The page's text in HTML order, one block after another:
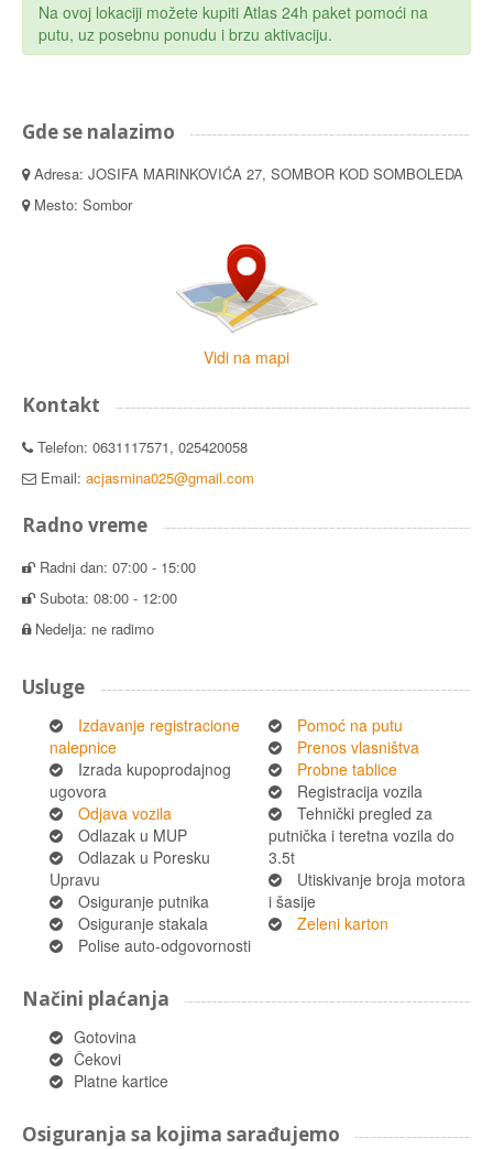
Na ovoj lokaciji možete kupiti Atlas 24h paket pomoći na
putu, uz posebnu ponudu i brzu aktivaciju.
Gde se nalazimo
Adresa: JOSIFA MARINKOVIĆA 27, SOMBOR KOD SOMBOLEDA
Mesto: Sombor
Vidi na mapi
Kontakt
Telefon: 0631117571, 025420058
Email: acjasmina025@gmail.com
Radno vreme
Radni dan: 07:00 - 15:00
Subota: 08:00 - 12:00
Nedelja: ne radimo
Usluge
Izdavanje registracione
nalepnice
Izrada kupoprodajnog
ugovora
Odjava vozila
Odlazak u MUP
Odlazak u Poresku
Upravu
Osiguranje putnika
Osiguranje stakala
Polise auto-odgovornosti
Pomoć na putu
Prenos vlasništva
Probne tablice
Registracija vozila
Tehnički pregled za
putnička i teretna vozila do
3.5t
Utiskivanje broja motora
i šasije
Zeleni karton
Načini plaćanja
Gotovina
Čekovi
Platne kartice
Osiguranja sa kojima sarađujemo